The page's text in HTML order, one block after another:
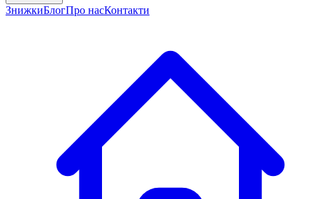
ЗнижкиБлогПро насКонтакти